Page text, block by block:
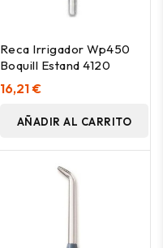
Reca Irrigador Wp450
Boquill Estand 4120
16,21 €
AÑADIR AL CARRITO